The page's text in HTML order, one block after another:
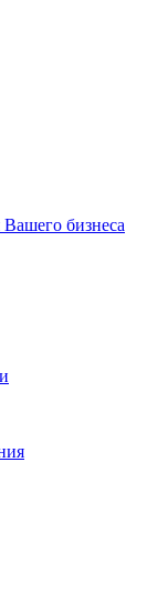
бизнеса